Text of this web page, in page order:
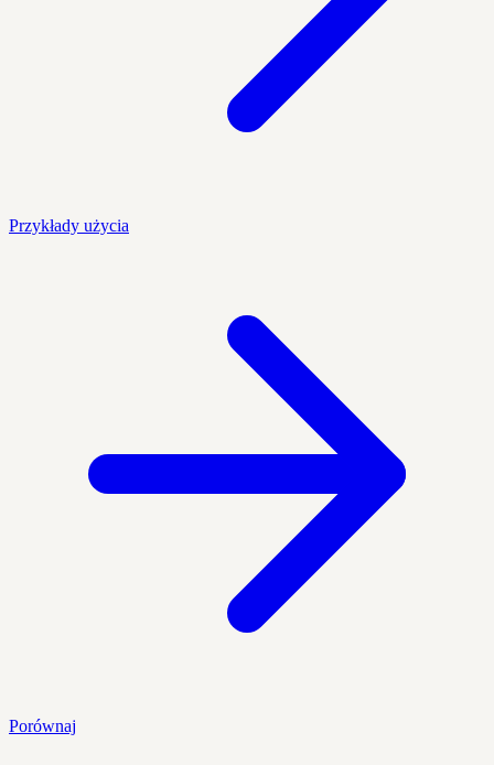
Przykłady użycia
Porównaj